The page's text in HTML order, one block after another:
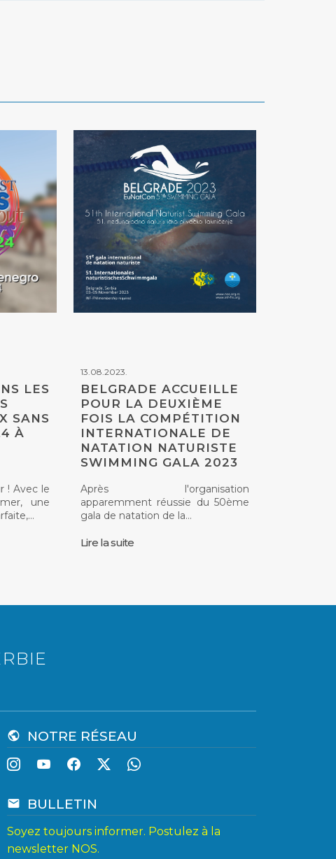
LES
SANS
À
! Avec le
une
13.08.2023.
BELGRADE ACCUEILLE
POUR LA DEUXIÈME
FOIS LA COMPÉTITION
INTERNATIONALE DE
NATATION NATURISTE
SWIMMING GALA 2023
Après l'organisation
apparemment réussie du 50ème
gala de natation de la…
Lire la suite
public NOTRE RÉSEAU
email BULLETIN
Soyez toujours informer. Postulez à la
newsletter NOS.